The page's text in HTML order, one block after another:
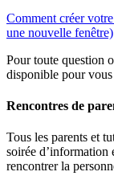
Comment créer
une nouvelle fenêtre)
Pour toute question
disponible pour vous
Rencontres de
Tous les parents et
soirée d’information
rencontrer la